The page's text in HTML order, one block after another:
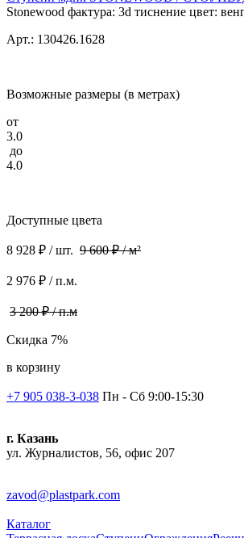
Stonewood фактура: 3d тиснение цвет:
Арт.: 130426.1628
Возможные размеры (в метрах)
от
3.0
до
4.0
Доступные цвета
8 928 ₽ / шт. 9 600 ₽ / м²
2 976 ₽ / п.м.
3 200 ₽ / п.м
Скидка 7%
в корзину
+7 905 038-3-038 Пн - Сб 9:00-15:30
г. Казань
ул. Журналистов, 56, офис 207
zavod@plastpark.com
Каталог